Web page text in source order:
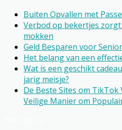
Buiten Opvallen met
Verbod op bekertjes
mokken
Geld Besparen voor
Het belang van een
Wat is een geschikt
jarig meisje?
De Beste Sites om TikTok
Veilige Manier om